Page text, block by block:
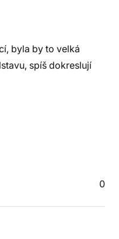
byla by to velká
spíš dokreslují
0